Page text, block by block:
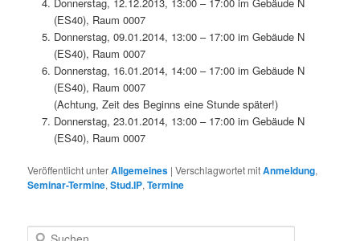
(ES40), Raum 0007
Donnerstag, 09.01.2014, 13:00 – 17:00 im Gebäude N
(ES40), Raum 0007
Donnerstag, 16.01.2014, 14:00 – 17:00 im Gebäude N
(ES40), Raum 0007
(Achtung, Zeit des Beginns eine Stunde später!)
Donnerstag, 23.01.2014, 13:00 – 17:00 im Gebäude N
(ES40), Raum 0007
Veröffentlicht unterAllgemeines |Verschlagwortet mitAnmeldung,
Seminar-Termine,Stud.IP,Termine